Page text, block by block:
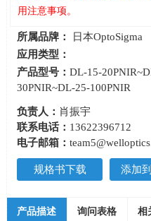
用注意事项。
所属品牌：
日本OptoSigma
应用类型：
产品型号：DL-15-
30PNIR~DL-25-100PNIR
负责人： 肖振宇
联系电话： 13622396712
电子邮箱：
规格书下载 添加
产品描述 询问表格 相